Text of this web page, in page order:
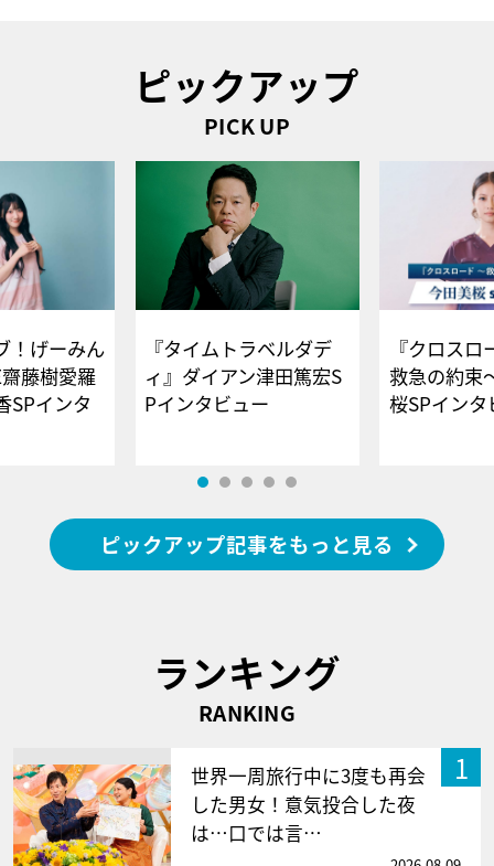
ピックアップ
PICK UP
！げーみん
藤樹愛羅
SPインタ
『タイムトラベルダデ
ィ』ダイアン津田篤宏S
Pインタビュー
『クロス
救急の約束
桜SPイ
ピックアップ記事をもっと見る
ランキング
RANKING
1
世界一周旅行中に3度も再会
した男女！意気投合した夜
は…口では言…